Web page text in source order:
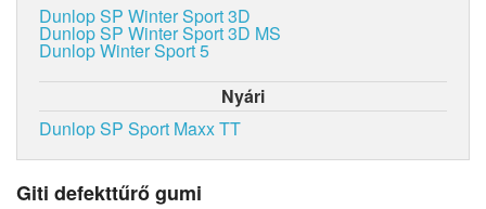
Dunlop SP Winter Sport 3D
Dunlop SP Winter Sport 3D MS
Dunlop Winter Sport 5
Nyári
Dunlop SP Sport Maxx TT
Giti defekttűrő gumi